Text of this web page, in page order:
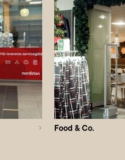
Food & Co.